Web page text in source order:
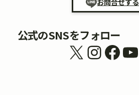
お問合せする
公式のSNSをフォロー
X InstagramFacebook YouTube